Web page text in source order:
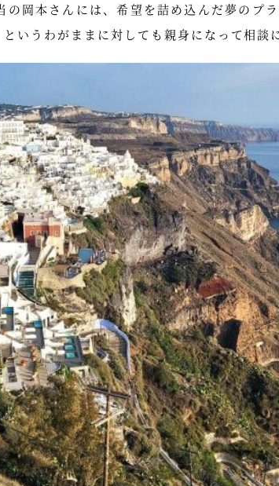
の岡本さんには、希望を詰め込んだ夢のプ
いうわがままに対しても親身になって相談